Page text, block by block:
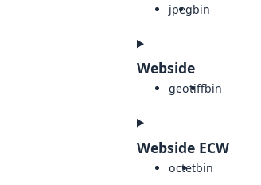
jpegbin
Webside
geotiffbin
Webside ECW
octetbin